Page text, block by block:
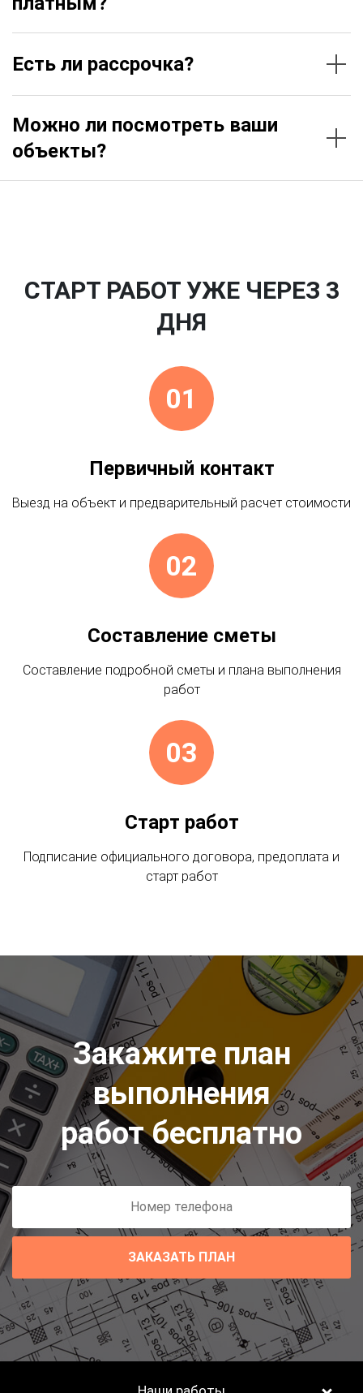
Есть ли рассрочка?
Можно ли посмотреть ваши
объекты?
СТАРТ РАБОТ УЖЕ ЧЕРЕЗ 3
ДНЯ
01
Первичный контакт
Выезд на объект и предварительный расчет стоимости
02
Составление сметы
Составление подробной сметы и плана выполнения
работ
03
Старт работ
Подписание официального договора, предоплата и
старт работ
Закажите план
выполнения
работ бесплатно
ЗАКАЗАТЬ ПЛАН